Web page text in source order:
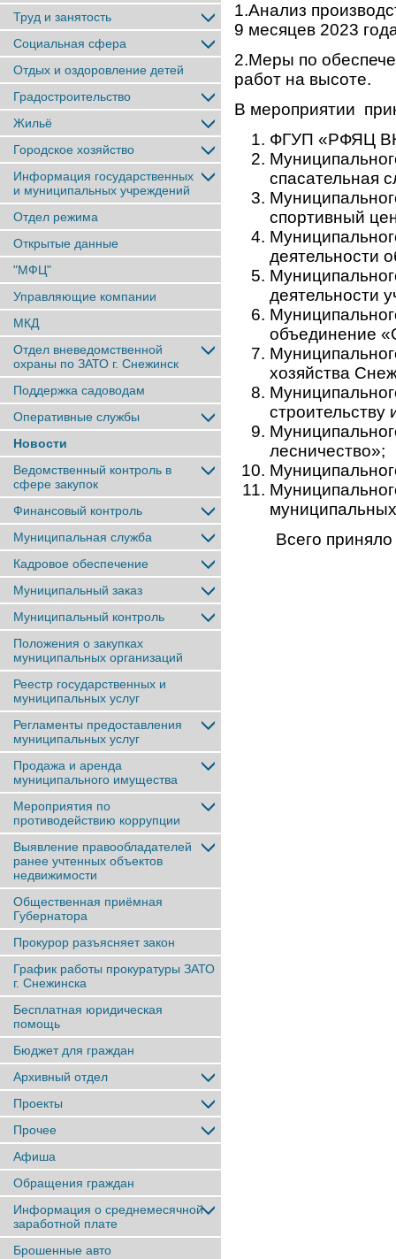
Труд и занятость
Социальная сфера
Отдых и оздоровление детей
Градостроительство
Жильё
Городское хозяйство
Информация государственных
и муниципальных учреждений
Отдел режима
Открытые данные
"МФЦ"
Управляющие компании
МКД
Отдел вневедомственной
охраны по ЗАТО г. Снежинск
Поддержка садоводам
Оперативные службы
Новости
Ведомственный контроль в
сфере закупок
Финансовый контроль
Муниципальная служба
Кадровое обеспечение
Муниципальный заказ
Муниципальный контроль
Положения о закупках
муниципальных организаций
Реестр государственных и
муниципальных услуг
Регламенты предоставления
муниципальных услуг
Продажа и аренда
муниципального имущества
Мероприятия по
противодействию коррупции
Выявление правообладателей
ранее учтенныx объектов
недвижимости
Общественная приёмная
Губернатора
Прокурор разъясняет закон
График работы прокуратуры ЗАТО
г. Снежинска
Бесплатная юридическая
помощь
Бюджет для граждан
Архивный отдел
Проекты
Прочее
Афиша
Обращения граждан
Информация о среднемесячной
заработной плате
Брошенные авто
1.Анализ
9 месяцев 2023
2.Меры по
работ на высоте.
В мероприятии
ФГУП «РФЯЦ
спасательная
спортивный
деятельности
деятельности
объединение
хозяйства
строительству
лесничество»;
Всего